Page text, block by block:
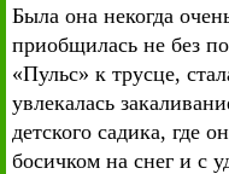
Была она некогда
приобщилась не без
«Пульс» к трусце,
увлекалась
детского садика, где
босичком на снег и с